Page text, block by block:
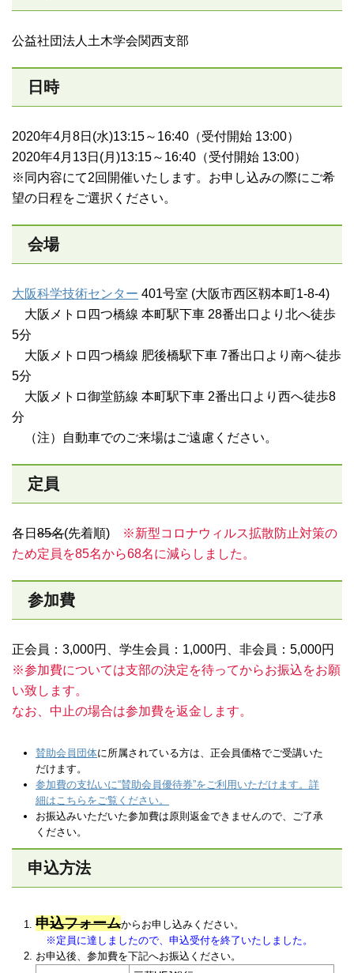
公益社団法人土木学会関西支部
日時
2020年4月8日(水)13:15～16:40（受付開始 13:00）
2020年4月13日(月)13:15～16:40（受付開始 13:00）
※同内容にて2回開催いたします。お申し込みの際にご希
望の日程をご選択ください。
会場
大阪科学技術センター 401号室 (大阪市西区靱本町1-8-4)
大阪メトロ四つ橋線 本町駅下車 28番出口より北へ徒歩
5分
大阪メトロ四つ橋線 肥後橋駅下車 7番出口より南へ徒歩
5分
大阪メトロ御堂筋線 本町駅下車 2番出口より西へ徒歩8
分
（注）自動車でのご来場はご遠慮ください。
定員
各日 85名(先着順)
※新型コロナウィルス拡散防止対策の
ため定員を85名から68名に減らしました。
参加費
正会員：3,000円、学生会員：1,000円、非会員：5,000円
※参加費については支部の決定を待ってからお振込をお願
い致します。
なお、中止の場合は参加費を返金します。
賛助会員団体に所属されている方は、正会員価格でご受講いた
だけます。
参加費の支払いに“賛助会員優待券”をご利用いただけます。詳
細はこちらをご覧ください。
お振込みいただいた参加費は原則返金できませんので、ご了承
ください。
申込方法
申込フォームからお申し込みください。
※定員に達しましたので、申込受付を終了いたしました。
お申込後、参加費を下記へお振込ください。